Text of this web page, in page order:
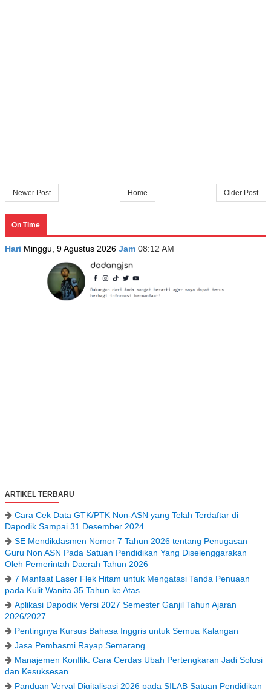
Newer Post Older Post
Home
On Time
Hari Minggu, 9 Agustus 2026 Jam 08:12 AM
ARTIKEL TERBARU
Cara Cek Data GTK/PTK Non-ASN yang Telah Terdaftar di
Dapodik Sampai 31 Desember 2024
SE Mendikdasmen Nomor 7 Tahun 2026 tentang Penugasan
Guru Non ASN Pada Satuan Pendidikan Yang Diselenggarakan
Oleh Pemerintah Daerah Tahun 2026
7 Manfaat Laser Flek Hitam untuk Mengatasi Tanda Penuaan
pada Kulit Wanita 35 Tahun ke Atas
Aplikasi Dapodik Versi 2027 Semester Ganjil Tahun Ajaran
2026/2027
Pentingnya Kursus Bahasa Inggris untuk Semua Kalangan
Jasa Pembasmi Rayap Semarang
Manajemen Konflik: Cara Cerdas Ubah Pertengkaran Jadi Solusi
dan Kesuksesan
Panduan Verval Digitalisasi 2026 pada SILAB Satuan Pendidikan